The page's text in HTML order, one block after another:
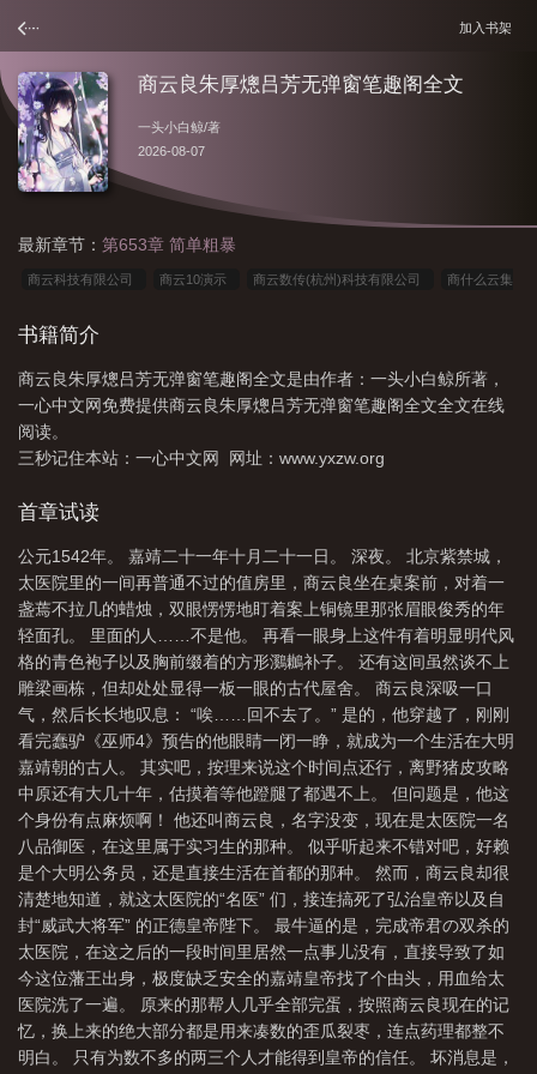
加入书架
商云良朱厚熜吕芳无弹窗笔趣阁全文
一头小白鲸/著
2026-08-07
最新章节： 第653章 简单粗暴
商云科技有限公司 商云10演示 商云数传(杭州)科技有限公司 商什么云集
书籍简介
商云良朱厚熜吕芳无弹窗笔趣阁全文是由作者：一头小白鲸所著，
一心中文网免费提供商云良朱厚熜吕芳无弹窗笔趣阁全文全文在线
阅读。
三秒记住本站：一心中文网 网址：www.yxzw.org
首章试读
公元1542年。 嘉靖二十一年十月二十一日。 深夜。 北京紫禁城，
太医院里的一间再普通不过的值房里，商云良坐在桌案前，对着一
盏蔫不拉几的蜡烛，双眼愣愣地盯着案上铜镜里那张眉眼俊秀的年
轻面孔。 里面的人……不是他。 再看一眼身上这件有着明显明代风
格的青色袍子以及胸前缀着的方形鸂鶒补子。 还有这间虽然谈不上
雕梁画栋，但却处处显得一板一眼的古代屋舍。 商云良深吸一口
气，然后长长地叹息： “唉……回不去了。” 是的，他穿越了，刚刚
看完蠢驴《巫师4》预告的他眼睛一闭一睁，就成为一个生活在大明
嘉靖朝的古人。 其实吧，按理来说这个时间点还行，离野猪皮攻略
中原还有大几十年，估摸着等他蹬腿了都遇不上。 但问题是，他这
个身份有点麻烦啊！ 他还叫商云良，名字没变，现在是太医院一名
八品御医，在这里属于实习生的那种。 似乎听起来不错对吧，好赖
是个大明公务员，还是直接生活在首都的那种。 然而，商云良却很
清楚地知道，就这太医院的“名医” 们，接连搞死了弘治皇帝以及自
封“威武大将军” 的正德皇帝陛下。 最牛逼的是，完成帝君の双杀的
太医院，在这之后的一段时间里居然一点事儿没有，直接导致了如
今这位藩王出身，极度缺乏安全的嘉靖皇帝找了个由头，用血给太
医院洗了一遍。 原来的那帮人几乎全部完蛋，按照商云良现在的记
忆，换上来的绝大部分都是用来凑数的歪瓜裂枣，连点药理都整不
明白。 只有为数不多的两三个人才能得到皇帝的信任。 坏消息是，